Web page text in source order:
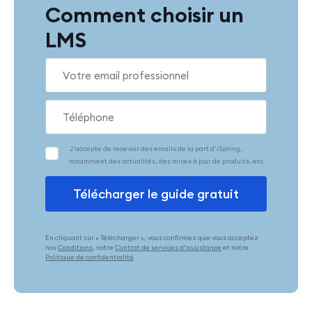
Comment choisir un
LMS
En cliquant sur « Télécharger », vous confirmez que vous acceptez
nosConditions, notre Contrat de services d’assistance et notre
Politique de confidentialité